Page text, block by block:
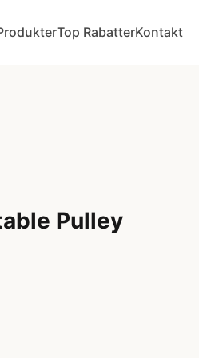
Top RabatterKontakt
Pulley